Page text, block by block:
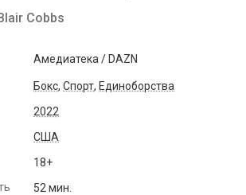
Cobbs
Амедиатека / DAZN
Бокс, Спорт, Единоборства
2022
США
18+
52 мин.